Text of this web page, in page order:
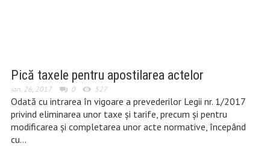
Pică taxele pentru apostilarea actelor
ian. 26, 2017 0 527
Odată cu intrarea în vigoare a prevederilor Legii nr. 1/2017
privind eliminarea unor taxe şi tarife, precum şi pentru
modificarea şi completarea unor acte normative, începând
cu…